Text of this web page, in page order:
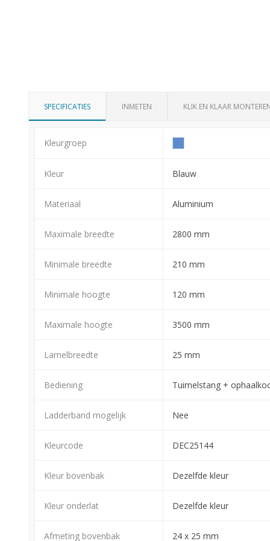
SPECIFICATIES INMETEN KLIK EN KLAAR
Kleurgroep
Kleur Blauw
Materiaal Aluminium
Maximale breedte 2800 mm
Minimale breedte 210 mm
Minimale hoogte 120 mm
Maximale hoogte 3500 mm
Lamelbreedte 25 mm
Bediening Tuimelstang +
Ladderband mogelijk Nee
Kleurcode DEC25144
Kleur bovenbak Dezelfde kleur
Kleur onderlat Dezelfde kleur
Afmeting bovenbak 24 x 25 mm